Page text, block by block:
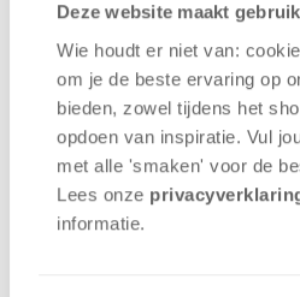
Deze website maakt
Wie houdt er niet van:
om je de beste ervaring op
bieden, zowel tijdens het
opdoen van inspiratie. Vul
met alle 'smaken' voor de
Lees onze
informatie.
Ontdek en bouw aan een
zoek naar de winst! In dit
en ontwikkelt jouw eiland
jouw keuzes! Kies en plaats